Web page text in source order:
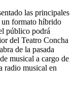
las principales
un formato híbrido
público podrá
del Teatro Concha
de la pasada
musical a cargo de
radio musical en